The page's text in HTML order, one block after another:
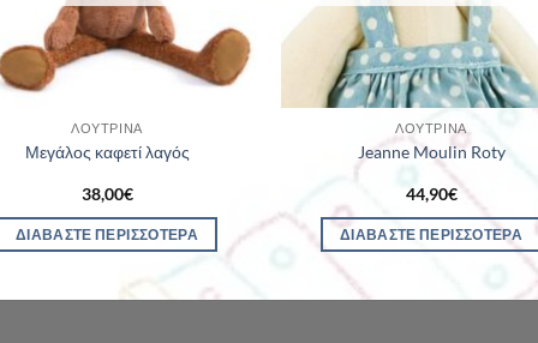
ΛΟΎΤΡΙΝΑ
Μεγάλος καφετί λαγός
38,00€
ΔΙΑΒΆΣΤΕ ΠΕΡΙΣΣΌΤΕΡΑ
ΛΟΎΤΡΙΝΑ
Jeanne Moulin Roty
44,90€
ΔΙΑΒΆΣΤΕ ΠΕΡΙΣΣΌΤΕΡΑ